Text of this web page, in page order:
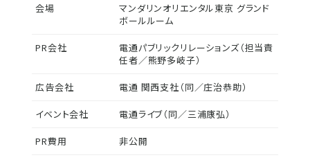
会場
マンダリンオリエンタル東京 グランド
ボールルーム
PR会社
電通パブリックリレーションズ（担当責
任者／熊野多岐子）
広告会社 電通 関西支社（同／庄治恭助）
イベント会社 電通ライブ（同／三浦康弘）
PR費用 非公開